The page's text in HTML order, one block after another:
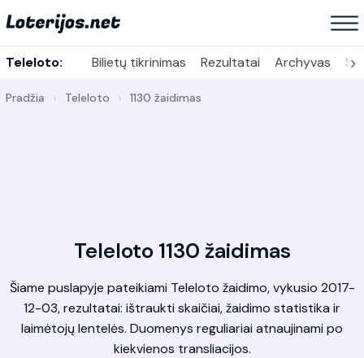
Teleloto: Bilietų tikrinimas Rezultatai Archyvas ›
Pradžia Teleloto 1130 žaidimas
Teleloto 1130 žaidimas
Šiame puslapyje pateikiami Teleloto žaidimo, vykusio 2017-
12-03, rezultatai: ištraukti skaičiai, žaidimo statistika ir
laimėtojų lentelės. Duomenys reguliariai atnaujinami po
kiekvienos transliacijos.